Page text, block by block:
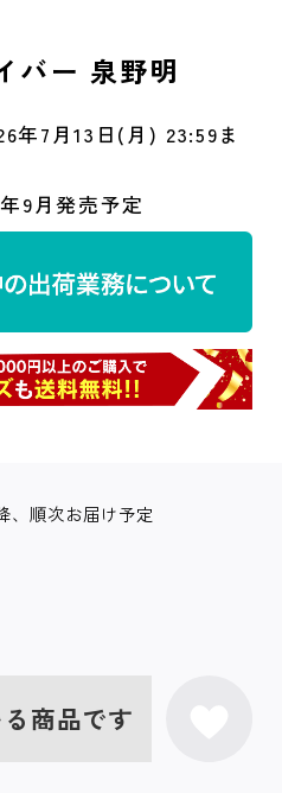
バー 泉野明
年7月13日(月) 23:59ま
9月発売予定
、順次お届け予定
商品です